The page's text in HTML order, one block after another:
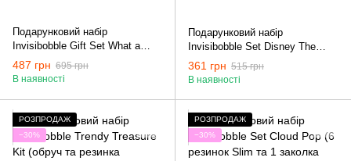
Подарунковий набір
Invisibobble Gift Set What a
Blast (резинка Sprunchine та 2
заколки для волосся)
487 грн 695 грн
В наявності
Подарунковий набір
Invisibobble Set Disney The
Princesses
361 грн 515 грн
В наявності
РОЗПРОДАЖ
−30%
РОЗПРОДАЖ
−30%